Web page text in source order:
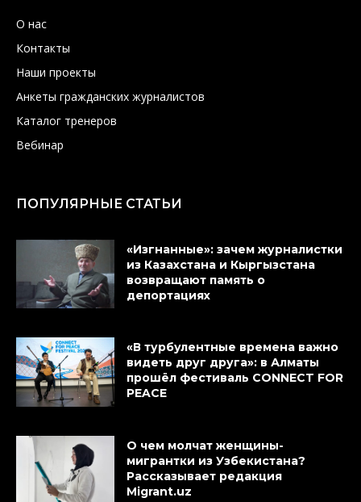
О нас
Контакты
Наши проекты
Анкеты гражданских журналистов
Каталог тренеров
Вебинар
ПОПУЛЯРНЫЕ СТАТЬИ
«Изгнанные»: зачем журналистки
из Казахстана и Кыргызстана
возвращают память о
депортациях
«В турбулентные времена важно
видеть друг друга»: в Алматы
прошёл фестиваль CONNECT FOR
PEACE
О чем молчат женщины-
мигрантки из Узбекистана?
Рассказывает редакция
Migrant.uz